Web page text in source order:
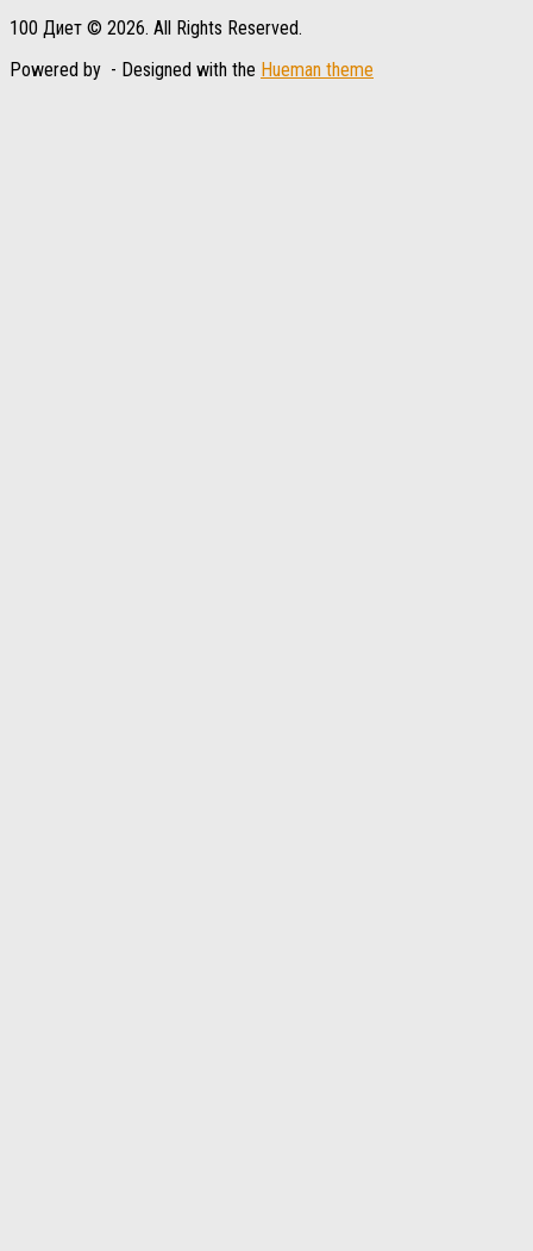
100 Диет © 2026. All Rights Reserved.
Powered by - Designed with the Hueman theme